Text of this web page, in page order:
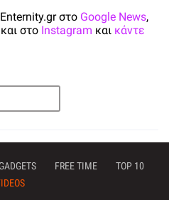
στο Google News,
στο Instagram και κάντε
FREE TIME
TOP 10